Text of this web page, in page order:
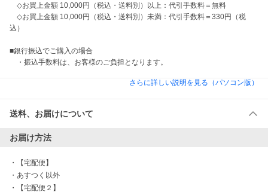
◇お買上金額 10,000円（税込・送料別）以上：代引手数料＝無料
◇お買上金額 10,000円（税込・送料別）未満：代引手数料＝330円（税
込）
■銀行振込でご購入の場合
・振込手数料は、お客様のご負担となります。
さらに詳しい説明を見る（パソコン版）
送料、お届けについて
お届け方法
・
【宅配便】
・ あすつく以外
・
【宅配便２】